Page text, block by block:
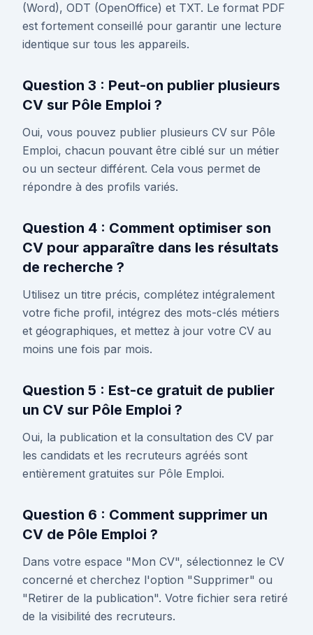
(Word), ODT (OpenOffice) et TXT. Le format PDF
est fortement conseillé pour garantir une lecture
identique sur tous les appareils.
Question 3 : Peut-on publier plusieurs
CV sur Pôle Emploi ?
Oui, vous pouvez publier plusieurs CV sur Pôle
Emploi, chacun pouvant être ciblé sur un métier
ou un secteur différent. Cela vous permet de
répondre à des profils variés.
Question 4 : Comment optimiser son
CV pour apparaître dans les résultats
de recherche ?
Utilisez un titre précis, complétez intégralement
votre fiche profil, intégrez des mots-clés métiers
et géographiques, et mettez à jour votre CV au
moins une fois par mois.
Question 5 : Est-ce gratuit de publier
un CV sur Pôle Emploi ?
Oui, la publication et la consultation des CV par
les candidats et les recruteurs agréés sont
entièrement gratuites sur Pôle Emploi.
Question 6 : Comment supprimer un
CV de Pôle Emploi ?
Dans votre espace "Mon CV", sélectionnez le CV
concerné et cherchez l'option "Supprimer" ou
"Retirer de la publication". Votre fichier sera retiré
de la visibilité des recruteurs.